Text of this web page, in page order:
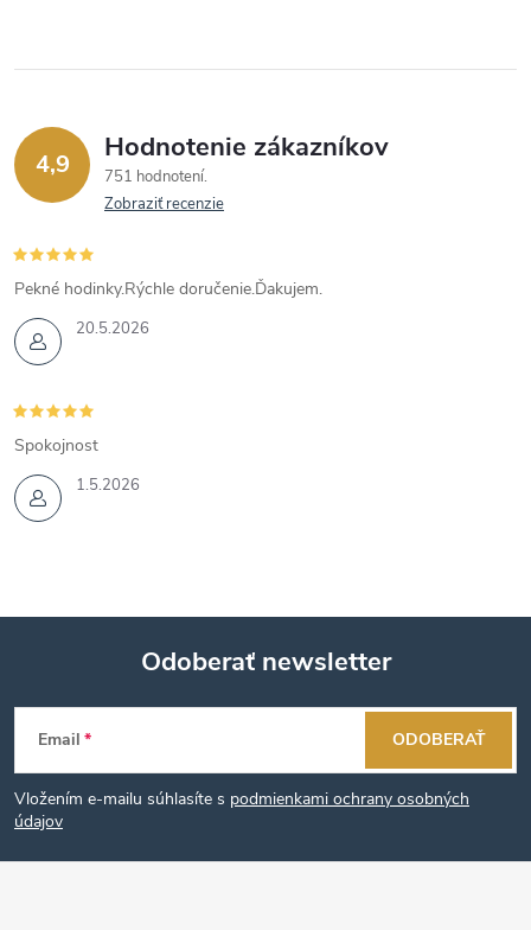
4,9 Hodnotenie zákazníkov
751 hodnotení
Zobraziť recenzie
20.5.2026
Pekné hodinky.Rýchle doručenie.Ďakujem.
1.5.2026
Spokojnost
Z
á
p
Odoberať newsletter
Email
Vložením e-mailu súhlasíte s podmienkami ochrany osobných
údajov
ODOBERAŤ